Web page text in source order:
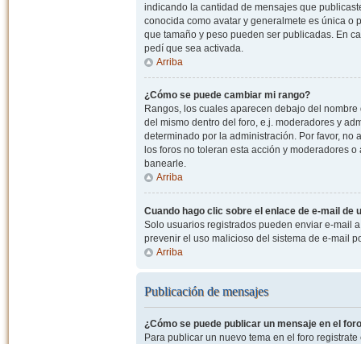
indicando la cantidad de mensajes que
conocida como avatar y generalmete es única o
que tamaño y peso pueden ser publicadas. En
pedí que sea activada.
Arriba
¿Cómo se puede cambiar mi rango?
Rangos, los cuales aparecen debajo del
del mismo dentro del foro, e.j. moderadores y
determinado por la administración. Por favor,
los foros no toleran esta acción y moderadores
banearle.
Arriba
Cuando hago clic sobre el enlace de e-mail de
Solo usuarios registrados pueden enviar e-mail
prevenir el uso malicioso del sistema de e-mail
Arriba
Publicación de mensajes
¿Cómo se puede publicar un mensaje en el
Para publicar un nuevo tema en el foro